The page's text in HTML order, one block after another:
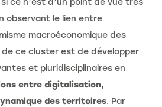
ce n’est d’un point de vue très
observant le lien entre
macroéconomique des
de ce cluster est de développer
et pluridisciplinaires en
entre digitalisation,
des territoires. Par